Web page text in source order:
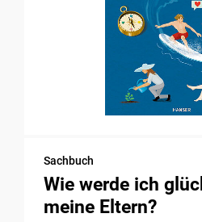
Sachbuch
Wie werde ich
meine Eltern?